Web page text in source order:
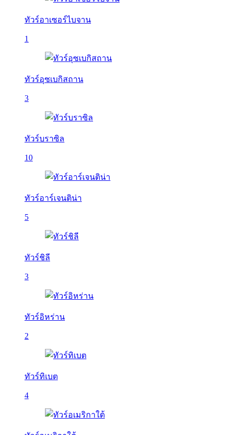
ทัวร์อาเซอร์ไบจาน
1
ทัวร์อุซเบกิสถาน
3
ทัวร์บราซิล
10
ทัวร์อาร์เจนติน่า
5
ทัวร์ชิลี
3
ทัวร์อิหร่าน
2
ทัวร์ทิเบต
4